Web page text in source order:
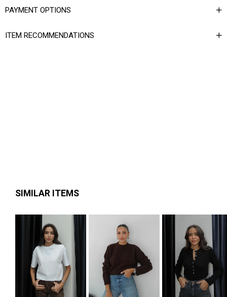
PAYMENT OPTIONS
ITEM RECOMMENDATIONS
SIMILAR ITEMS